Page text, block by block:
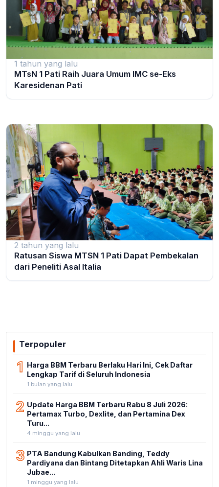
1 tahun yang lalu
MTsN 1 Pati Raih Juara Umum IMC se-Eks
Karesidenan Pati
2 tahun yang lalu
Ratusan Siswa MTSN 1 Pati Dapat Pembekalan
dari Peneliti Asal Italia
Terpopuler
1 Harga BBM Terbaru Berlaku Hari Ini, Cek Daftar
Lengkap Tarif di Seluruh Indonesia
1 bulan yang lalu
2 Update Harga BBM Terbaru Rabu 8 Juli 2026:
Pertamax Turbo, Dexlite, dan Pertamina Dex
Turu...
4 minggu yang lalu
3 PTA Bandung Kabulkan Banding, Teddy
Pardiyana dan Bintang Ditetapkan Ahli Waris Lina
Jubae...
1 minggu yang lalu